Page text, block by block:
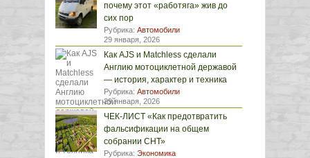
почему этот «работяга» жив до
сих пор
Рубрика: Автомобили
29 января, 2026
Как AJS и Matchless сделали
Англию мотоциклетной державой
— история, характер и техника
Рубрика: Автомобили
29 января, 2026
ЧЕК-ЛИСТ «Как предотвратить
фальсификации на общем
собрании СНТ»
Рубрика: Экономика